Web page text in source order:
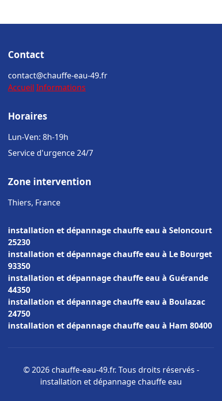
Contact
contact@chauffe-eau-49.fr
Accueil Informations
Horaires
Lun-Ven: 8h-19h
Service d'urgence 24/7
Zone intervention
Thiers, France
installation et dépannage chauffe eau à Seloncourt
25230
installation et dépannage chauffe eau à Le Bourget
93350
installation et dépannage chauffe eau à Guérande
44350
installation et dépannage chauffe eau à Boulazac
24750
installation et dépannage chauffe eau à Ham 80400
© 2026 chauffe-eau-49.fr. Tous droits réservés -
installation et dépannage chauffe eau